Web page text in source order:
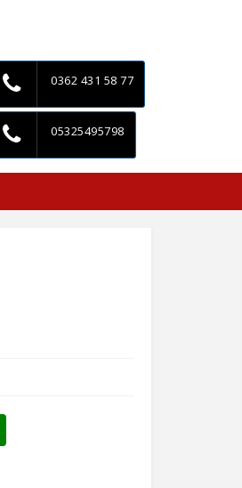
0362 431 58 77
05325495798